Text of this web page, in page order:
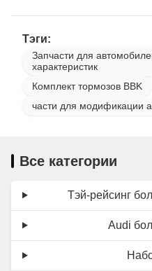
Тэги:
Запчасти для
характеристик
Комплект тормозов BBK
части для модификации
Все категории
Тэй-рейсинг
Audi